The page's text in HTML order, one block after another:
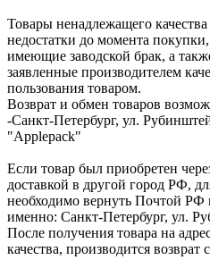
Товары ненадлежащего
недостатки до момента
имеющие заводской брак, а
заявленные производителем
пользования товаром.
Возврат и обмен товаров
-Санкт-Петербург, ул.
"Applepack"
Если товар был приобретен
доставкой в другой город РФ,
необходимо вернуть Почтой РФ
именно: Санкт-Петербург, ул.
После получения товара на
качества, производится